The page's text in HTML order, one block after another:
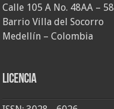
Calle 105 A No. 48AA – 58
Barrio Villa del Socorro
Medellín – Colombia
Licencia